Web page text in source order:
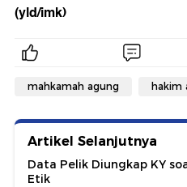
(yld/imk)
mahkamah agung hakim
Artikel Selanjutnya
Data Pelik Diungkap KY
Etik